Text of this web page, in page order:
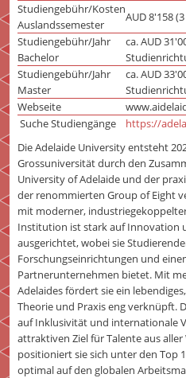
Studiengebühr/Kosten
Auslandssemester
AUD 8'158
Studiengebühr/Jahr
Bachelor
ca. AUD
Studiengebühr/Jahr
Master
ca. AUD
Webseite
Suche Studiengänge
https://
Die Adelaide University entsteht
Grossuniversität durch den
University of Adelaide und der
der renommierten Group of Eight
mit moderner,
Institution ist stark auf Innovation
ausgerichtet, wobei sie
Forschungseinrichtungen und
Partnerunternehmen bietet. Mit
Adelaides fördert sie ein
Theorie und Praxis eng verknüpft.
auf Inklusivität und internationale
attraktiven Ziel für Talente aus
positioniert sie sich unter den Top
optimal auf den globalen